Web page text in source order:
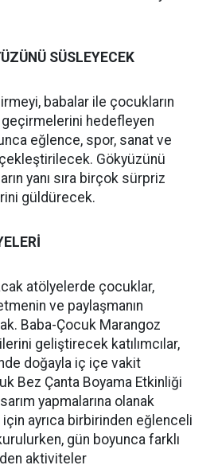
SÜSLEYECEK
babalar ile çocukların
hedefleyen
eğlence, spor, sanat ve
Gökyüzünü
yanı sıra birçok sürpriz
güldürecek.
atölyelerde çocuklar,
ve paylaşmanın
Baba-Çocuk Marangoz
geliştirecek katılımcılar,
doğayla iç içe vakit
Bez Çanta Boyama Etkinliği
yapmalarına olanak
ayrıca birbirinden eğlenceli
gün boyunca farklı
aktiviteler